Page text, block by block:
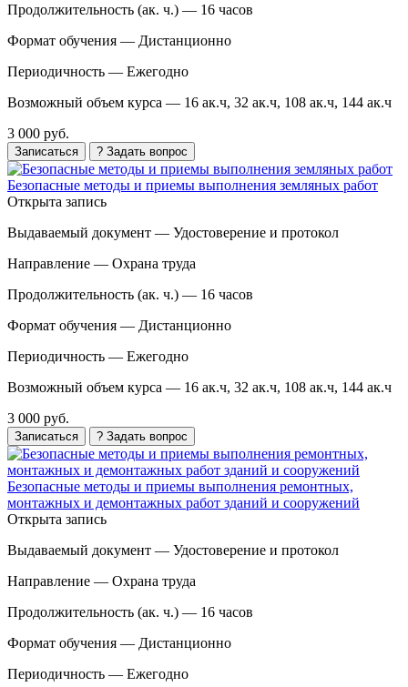
Продолжительность (ак. ч.) — 16 часов
Формат обучения — Дистанционно
Периодичность — Ежегодно
Возможный объем курса — 16 ак.ч, 32 ак.ч, 108 ак.ч, 144 ак.ч
3 000 руб.
Записаться ? Задать вопрос
Безопасные методы и приемы выполнения земляных работ
Открыта запись
Выдаваемый документ — Удостоверение и протокол
Направление — Охрана труда
Продолжительность (ак. ч.) — 16 часов
Формат обучения — Дистанционно
Периодичность — Ежегодно
Возможный объем курса — 16 ак.ч, 32 ак.ч, 108 ак.ч, 144 ак.ч
3 000 руб.
Записаться ? Задать вопрос
Безопасные методы и приемы выполнения ремонтных,
монтажных и демонтажных работ зданий и сооружений
Открыта запись
Выдаваемый документ — Удостоверение и протокол
Направление — Охрана труда
Продолжительность (ак. ч.) — 16 часов
Формат обучения — Дистанционно
Периодичность — Ежегодно